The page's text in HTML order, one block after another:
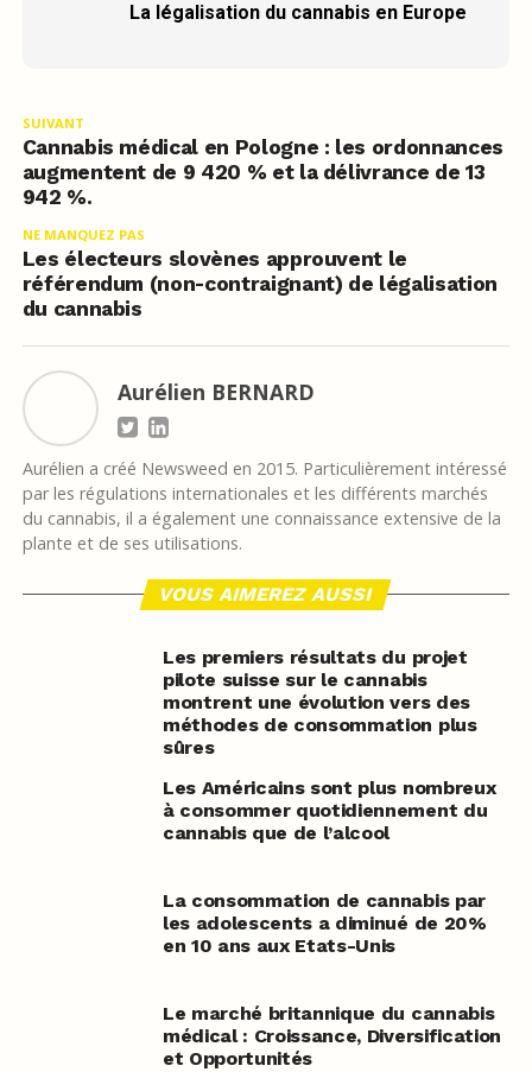
La légalisation du cannabis en Europe
SUIVANT
Cannabis médical en Pologne : les ordonnances
augmentent de 9 420 % et la délivrance de 13
942 %.
NE MANQUEZ PAS
Les électeurs slovènes approuvent le
référendum (non-contraignant) de légalisation
du cannabis
Aurélien BERNARD
Aurélien a créé Newsweed en 2015. Particulièrement intéressé
par les régulations internationales et les différents marchés
du cannabis, il a également une connaissance extensive de la
plante et de ses utilisations.
VOUS AIMEREZ AUSSI
Les premiers résultats du projet
pilote suisse sur le cannabis
montrent une évolution vers des
méthodes de consommation plus
sûres
Les Américains sont plus nombreux
à consommer quotidiennement du
cannabis que de l’alcool
La consommation de cannabis par
les adolescents a diminué de 20%
en 10 ans aux Etats-Unis
Le marché britannique du cannabis
médical : Croissance, Diversification
et Opportunités